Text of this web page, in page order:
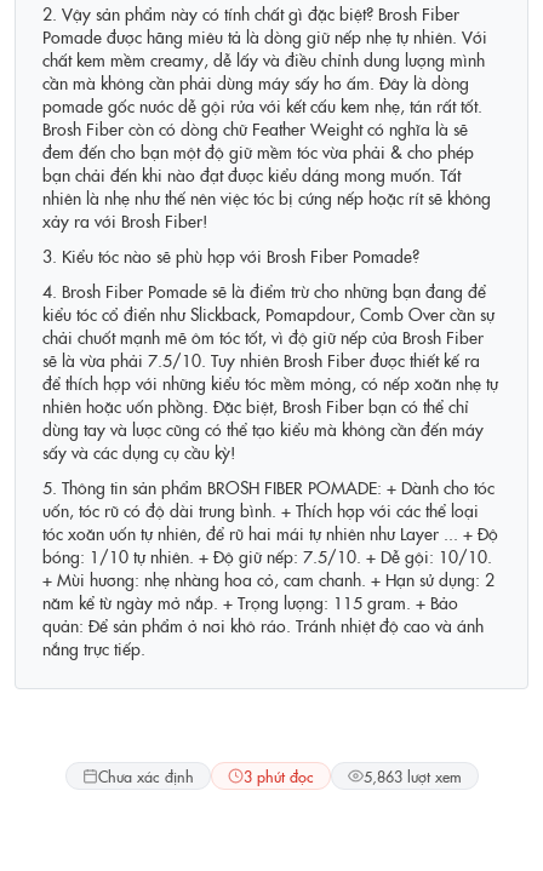
2. Vậy sản phẩm này có tính chất gì đặc biệt? Brosh Fiber
Pomade được hãng miêu tả là dòng giữ nếp nhẹ tự nhiên. Với
chất kem mềm creamy, dễ lấy và điều chỉnh dung lượng mình
cần mà không cần phải dùng máy sấy hơ ấm. Đây là dòng
pomade gốc nước dễ gội rửa với kết cấu kem nhẹ, tán rất tốt.
Brosh Fiber còn có dòng chữ Feather Weight có nghĩa là sẽ
đem đến cho bạn một độ giữ mềm tóc vừa phải & cho phép
bạn chải đến khi nào đạt được kiểu dáng mong muốn. Tất
nhiên là nhẹ như thế nên việc tóc bị cứng nếp hoặc rít sẽ không
xảy ra với Brosh Fiber!
3. Kiểu tóc nào sẽ phù hợp với Brosh Fiber Pomade?
4. Brosh Fiber Pomade sẽ là điểm trừ cho những bạn đang để
kiểu tóc cổ điển như Slickback, Pomapdour, Comb Over cần sự
chải chuốt mạnh mẽ ôm tóc tốt, vì độ giữ nếp của Brosh Fiber
sẽ là vừa phải 7.5/10. Tuy nhiên Brosh Fiber được thiết kế ra
để thích hợp với những kiểu tóc mềm mỏng, có nếp xoăn nhẹ tự
nhiên hoặc uốn phồng. Đặc biệt, Brosh Fiber bạn có thể chỉ
dùng tay và lược cũng có thể tạo kiểu mà không cần đến máy
sấy và các dụng cụ cầu kỳ!
5. Thông tin sản phẩm BROSH FIBER POMADE: + Dành cho tóc
uốn, tóc rũ có độ dài trung bình. + Thích hợp với các thể loại
tóc xoăn uốn tự nhiên, để rũ hai mái tự nhiên như Layer ... + Độ
bóng: 1/10 tự nhiên. + Độ giữ nếp: 7.5/10. + Dễ gội: 10/10.
+ Mùi hương: nhẹ nhàng hoa cỏ, cam chanh. + Hạn sử dụng: 2
năm kể từ ngày mở nắp. + Trọng lượng: 115 gram. + Bảo
quản: Để sản phẩm ở nơi khô ráo. Tránh nhiệt độ cao và ánh
nắng trực tiếp.
Chưa xác định
3 phút đọc 5,863 lượt xem